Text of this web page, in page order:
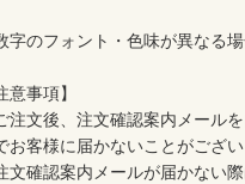
字のフォント・色味が異なる場
意事項】
注文後、注文確認案内メール
お客様に届かないことがござい
確認案内メールが届かない際